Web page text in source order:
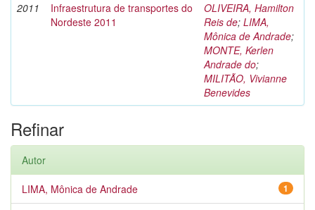
2011
Infraestrutura de transportes do
Nordeste 2011
OLIVEIRA, Hamilton
Reis de; LIMA,
Mônica de Andrade;
MONTE, Kerlen
Andrade do;
MILITÃO, Vivianne
Benevides
Refinar
Autor
1
LIMA, Mônica de Andrade